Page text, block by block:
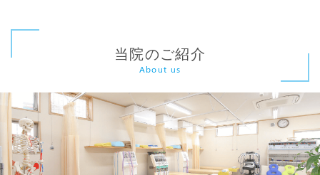
当院のご紹介
About us